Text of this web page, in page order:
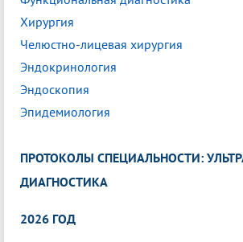
Хирургия
Челюстно-лицевая хирургия
Эндокринология
Эндоскопия
Эпидемиология
ПРОТОКОЛЫ СПЕЦИАЛЬНОСТИ:
ДИАГНОСТИКА
2026 ГОД